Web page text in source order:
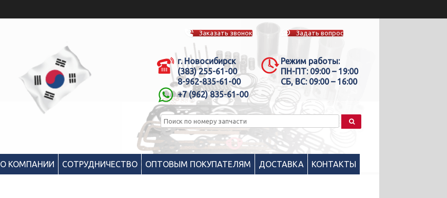
Заказать звонок Задать вопрос
г. Новосибирск
(383) 255-61-00
8-962-835-61-00
+7 (962) 835-61-00
Режим работы:
ПН-ПТ: 09:00 – 19:00
СБ, ВС: 09:00 – 16:00
О КОМПАНИИ СОТРУДНИЧЕСТВО ОПТОВЫМ ПОКУПАТЕЛЯМ ДОСТАВКА КОНТАКТЫ